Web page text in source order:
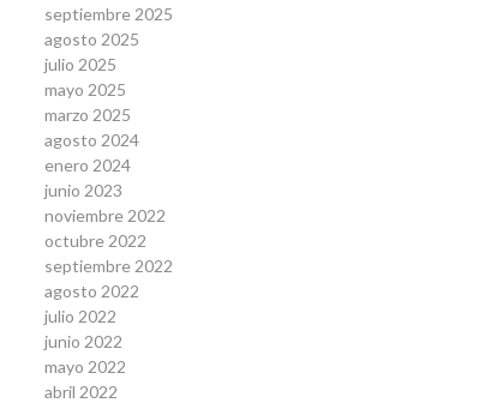
septiembre 2025
agosto 2025
julio 2025
mayo 2025
marzo 2025
agosto 2024
enero 2024
junio 2023
noviembre 2022
octubre 2022
septiembre 2022
agosto 2022
julio 2022
junio 2022
mayo 2022
abril 2022